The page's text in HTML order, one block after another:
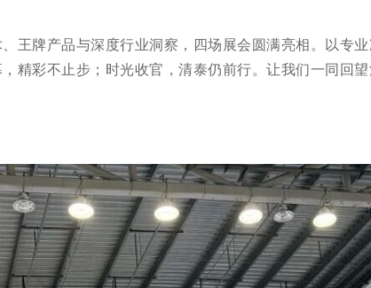
王牌产品与深度行业洞察，四场展会圆满亮相。以专
精彩不止步；时光收官，清泰仍前行。让我们一同回